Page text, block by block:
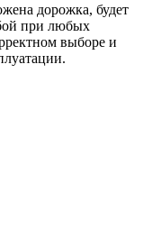
дорожка, будет
при любых
выборе и